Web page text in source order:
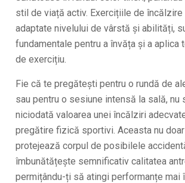
stil de viață activ. Exercițiile de încălzire
adaptate nivelului de vârstă și abilități,
fundamentale pentru a învăța și a aplica
de exercițiu.
Fie că te pregătești pentru o rundă de
sau pentru o sesiune intensă la sală, nu
niciodată valoarea unei încălziri
pregătire fizică sportivi. Aceasta nu
protejează corpul de posibilele
îmbunătățește semnificativ calitatea
permițându-ți să atingi performanțe mai